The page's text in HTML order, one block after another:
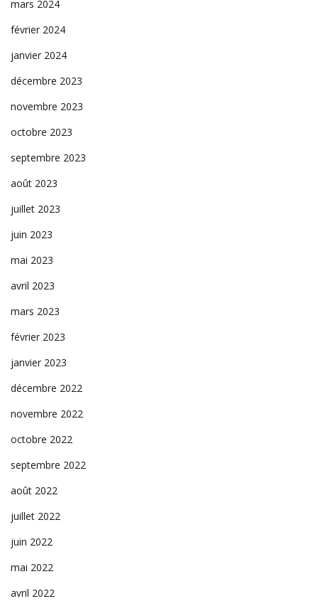
mars 2024
février 2024
janvier 2024
décembre 2023
novembre 2023
octobre 2023
septembre 2023
août 2023
juillet 2023
juin 2023
mai 2023
avril 2023
mars 2023
février 2023
janvier 2023
décembre 2022
novembre 2022
octobre 2022
septembre 2022
août 2022
juillet 2022
juin 2022
mai 2022
avril 2022